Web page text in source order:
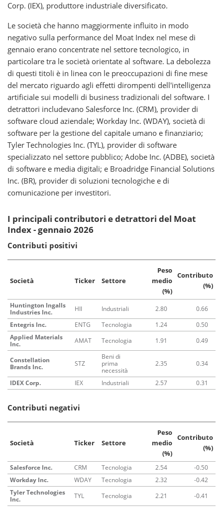
Corp. (IEX), produttore industriale diversificato.
Le società che hanno maggiormente influito in modo
negativo sulla performance del Moat Index nel mese di
gennaio erano concentrate nel settore tecnologico, in
particolare tra le società orientate al software. La debolezza
di questi titoli è in linea con le preoccupazioni di fine mese
del mercato riguardo agli effetti dirompenti dell'intelligenza
artificiale sui modelli di business tradizionali del software. I
detrattori includevano Salesforce Inc. (CRM), provider di
software cloud aziendale; Workday Inc. (WDAY), società di
software per la gestione del capitale umano e finanziario;
Tyler Technologies Inc. (TYL), provider di software
specializzato nel settore pubblico; Adobe Inc. (ADBE), società
di software e media digitali; e Broadridge Financial Solutions
Inc. (BR), provider di soluzioni tecnologiche e di
comunicazione per investitori.
I principali contributori e detrattori del Moat
Index - gennaio 2026
Contributi positivi
Società Ticker Settore
Peso
medio
(%)
Contributo
(%)
Huntington Ingalls
Industries Inc.
HII Industriali 2.80
0.66
Entegris Inc.
ENTG Tecnologia 1.24
0.50
Applied Materials
Inc.
AMAT Tecnologia 1.91 0.49
Constellation
Brands Inc.
STZ
Beni di
prima
necessità
2.35 0.34
IDEX Corp. IEX Industriali 2.57 0.31
Contributi negativi
Società Ticker Settore
Peso
medio
(%)
Contributo
(%)
Salesforce Inc. CRM Tecnologia 2.54
-0.50
Workday Inc.
WDAY Tecnologia 2.32
-0.42
Tyler Technologies
Inc.
TYL Tecnologia 2.21
-0.41